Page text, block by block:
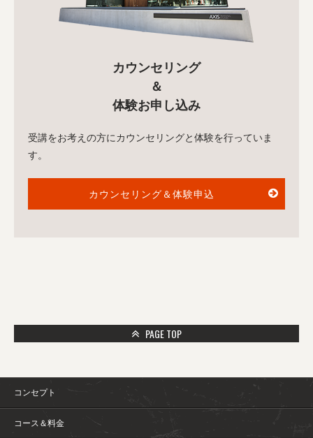
カウンセリング
＆
体験お申し込み
受講をお考えの方にカウンセリングと体験を行っていま
す。
カウンセリング＆体験申込
PAGE TOP
コンセプト
コース＆料金